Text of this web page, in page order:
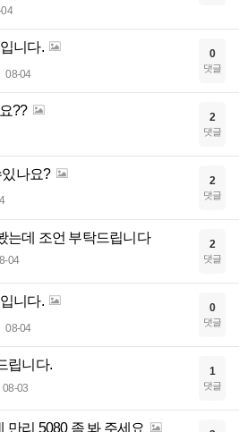
니다.
08-04
0
댓글
?? 2
댓글
나요? 2
댓글
는데 조언 부탁드립니다
04
2
댓글
니다.
08-04
0
댓글
립니다.
08-03
1
댓글
만리 5080 좀 봐 주세요